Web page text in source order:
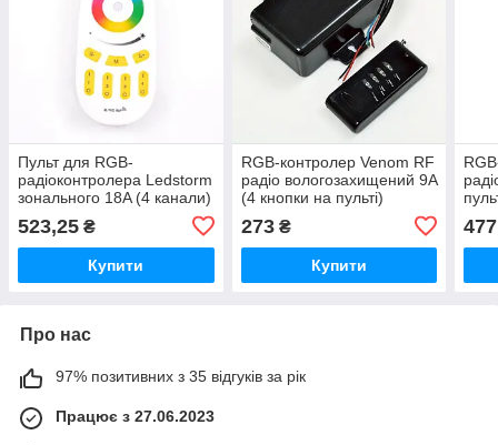
Пульт для RGB-
радіоконтролера Ledstorm
зонального 18A (4 канали)
523,25 ₴
Купити
RGB-контролер Venom RF
радіо вологозахищений 9A
(4 кнопки на пульті)
273₴
Купити
Про нас
97% позитивних з 35 відгуків за рік
Працює з 27.06.2023